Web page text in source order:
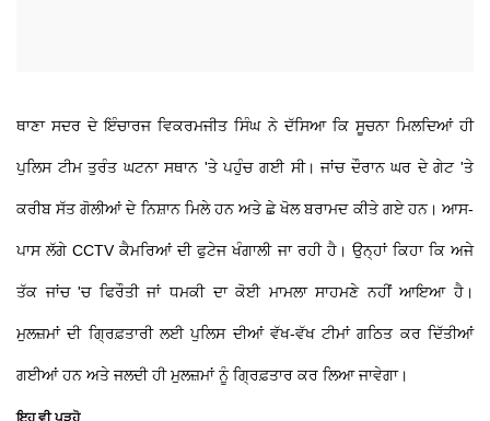
ਥਾਣਾ ਸਦਰ ਦੇ ਇੰਚਾਰਜ ਵਿਕਰਮਜੀਤ ਸਿੰਘ ਨੇ ਦੱਸਿਆ ਕਿ ਸੂਚਨਾ ਮਿਲਦਿਆਂ ਹੀ
ਪੁਲਿਸ ਟੀਮ ਤੁਰੰਤ ਘਟਨਾ ਸਥਾਨ 'ਤੇ ਪਹੁੰਚ ਗਈ ਸੀ। ਜਾਂਚ ਦੌਰਾਨ ਘਰ ਦੇ ਗੇਟ 'ਤੇ
ਕਰੀਬ ਸੱਤ ਗੋਲੀਆਂ ਦੇ ਨਿਸ਼ਾਨ ਮਿਲੇ ਹਨ ਅਤੇ ਛੇ ਖੋਲ ਬਰਾਮਦ ਕੀਤੇ ਗਏ ਹਨ। ਆਸ-
ਪਾਸ ਲੱਗੇ CCTV ਕੈਮਰਿਆਂ ਦੀ ਫੁਟੇਜ ਖੰਗਾਲੀ ਜਾ ਰਹੀ ਹੈ। ਉਨ੍ਹਾਂ ਕਿਹਾ ਕਿ ਅਜੇ
ਤੱਕ ਜਾਂਚ 'ਚ ਫਿਰੌਤੀ ਜਾਂ ਧਮਕੀ ਦਾ ਕੋਈ ਮਾਮਲਾ ਸਾਹਮਣੇ ਨਹੀਂ ਆਇਆ ਹੈ।
ਮੁਲਜ਼ਮਾਂ ਦੀ ਗ੍ਰਿਫ਼ਤਾਰੀ ਲਈ ਪੁਲਿਸ ਦੀਆਂ ਵੱਖ-ਵੱਖ ਟੀਮਾਂ ਗਠਿਤ ਕਰ ਦਿੱਤੀਆਂ
ਗਈਆਂ ਹਨ ਅਤੇ ਜਲਦੀ ਹੀ ਮੁਲਜ਼ਮਾਂ ਨੂੰ ਗ੍ਰਿਫ਼ਤਾਰ ਕਰ ਲਿਆ ਜਾਵੇਗਾ।